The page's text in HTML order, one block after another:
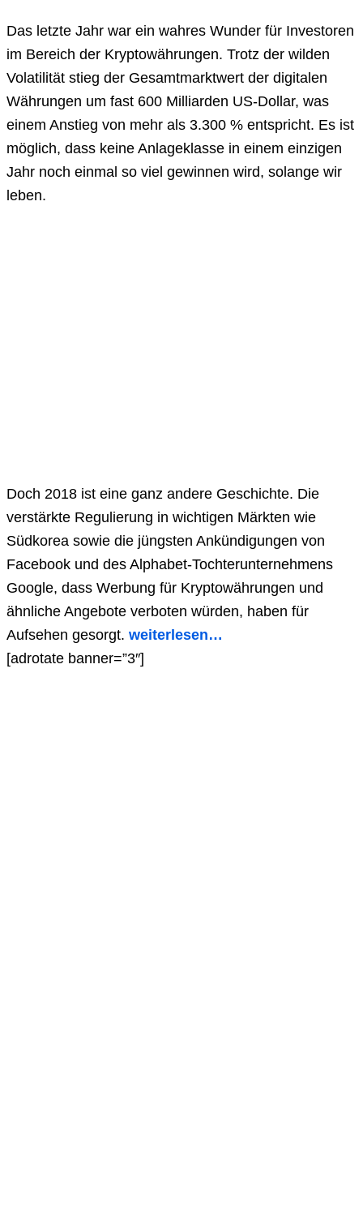
Das letzte Jahr war ein wahres Wunder für Investoren
im Bereich der Kryptowährungen. Trotz der wilden
Volatilität stieg der Gesamtmarktwert der digitalen
Währungen um fast 600 Milliarden US-Dollar, was
einem Anstieg von mehr als 3.300 % entspricht. Es ist
möglich, dass keine Anlageklasse in einem einzigen
Jahr noch einmal so viel gewinnen wird, solange wir
leben.
Doch 2018 ist eine ganz andere Geschichte. Die
verstärkte Regulierung in wichtigen Märkten wie
Südkorea sowie die jüngsten Ankündigungen von
Facebook und des Alphabet-Tochterunternehmens
Google, dass Werbung für Kryptowährungen und
ähnliche Angebote verboten würden, haben für
Aufsehen gesorgt. weiterlesen…
[adrotate banner=”3″]